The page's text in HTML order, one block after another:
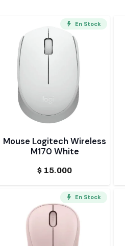
En Stock
Mouse Logitech Wireless
M170 White
$ 15.000
En Stock